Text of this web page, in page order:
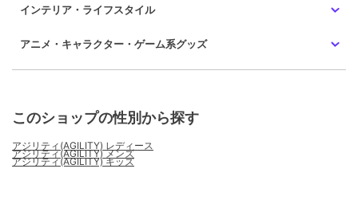
インテリア・ライフスタイル
アニメ・キャラクター・ゲーム系グッズ
このショップの性別から探す
アジリティ(AGILITY) レディース
アジリティ(AGILITY) メンズ
アジリティ(AGILITY) キッズ